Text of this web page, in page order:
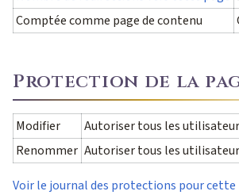
Comptée comme page de contenu
Protection de la
Modifier
Autoriser tous les
Renommer Autoriser tous les
Voir le journal des protections pour cette